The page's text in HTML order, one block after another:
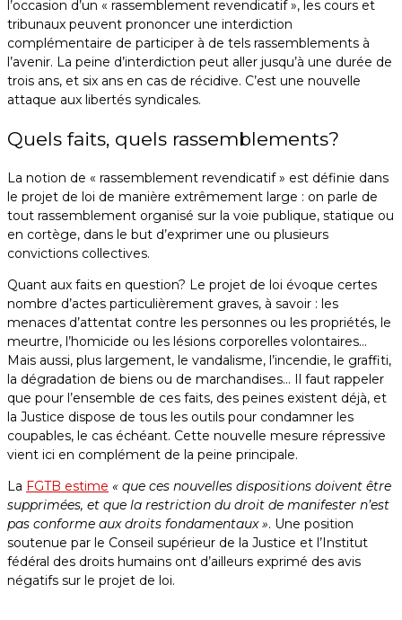
l’occasion d’un « rassemblement revendicatif », les cours et
tribunaux peuvent prononcer une interdiction
complémentaire de participer à de tels rassemblements à
l’avenir. La peine d’interdiction peut aller jusqu’à une durée de
trois ans, et six ans en cas de récidive. C’est une nouvelle
attaque aux libertés syndicales.
Quels faits, quels rassemblements?
La notion de « rassemblement revendicatif » est définie dans
le projet de loi de manière extrêmement large : on parle de
tout rassemblement organisé sur la voie publique, statique ou
en cortège, dans le but d’exprimer une ou plusieurs
convictions collectives.
Quant aux faits en question? Le projet de loi évoque certes
nombre d’actes particulièrement graves, à savoir : les
menaces d’attentat contre les personnes ou les propriétés, le
meurtre, l’homicide ou les lésions corporelles volontaires…
Mais aussi, plus largement, le vandalisme, l’incendie, le graffiti,
la dégradation de biens ou de marchandises… Il faut rappeler
que pour l’ensemble de ces faits, des peines existent déjà, et
la Justice dispose de tous les outils pour condamner les
coupables, le cas échéant. Cette nouvelle mesure répressive
vient ici en complément de la peine principale.
La FGTB estime « que ces nouvelles dispositions doivent être
supprimées, et que la restriction du droit de manifester n’est
pas conforme aux droits fondamentaux ». Une position
soutenue par le Conseil supérieur de la Justice et l’Institut
fédéral des droits humains ont d’ailleurs exprimé des avis
négatifs sur le projet de loi.